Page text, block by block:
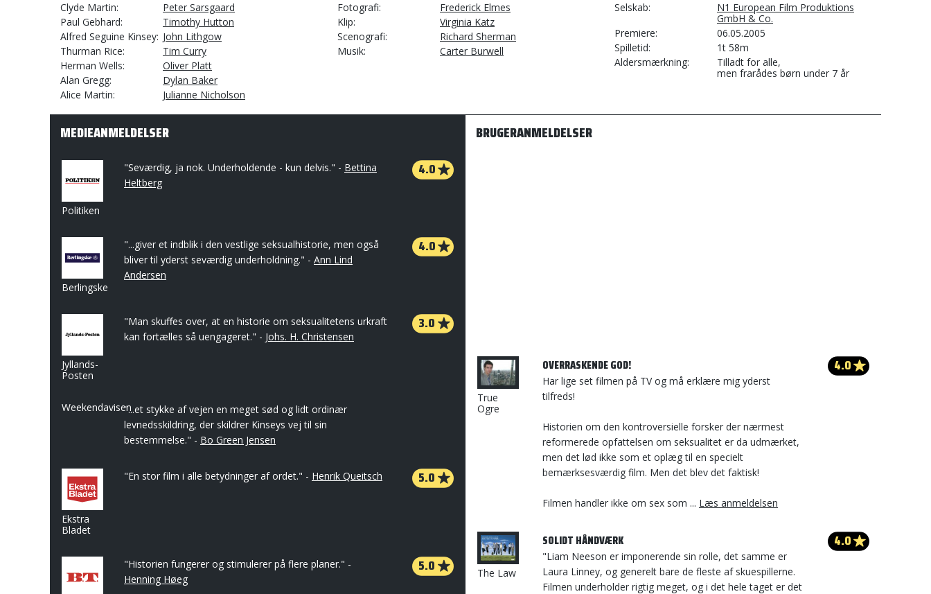
Clyde Martin
Peter Sarsgaard
Paul Gebhard
Timothy Hutton
Alfred Seguine Kinsey John Lithgow
Thurman Rice
Tim Curry
Herman Wells
Oliver Platt
Alan Gregg
Dylan Baker
Alice Martin
Julianne Nicholson
Fotografi
Frederick Elmes
Klip
Virginia Katz
Scenografi
Richard Sherman
Musik
Carter Burwell
Selskab
N1 European Film Produktions
GmbH & Co.
Premiere
06.05.2005
Spilletid
1t 58m
Aldersmærkning
Tilladt for alle,
men frarådes børn under 7 år
MEDIEANMELDELSER
Politiken
"Seværdig, ja nok. Underholdende - kun delvis." - Bettina
Heltberg
4.0
Berlingske
"...giver et indblik i den vestlige seksualhistorie, men også
bliver til yderst seværdig underholdning." - Ann Lind
Andersen
4.0
Jyllands-
Posten
"Man skuffes over, at en historie om seksualitetens urkraft
kan fortælles så uengageret." - Johs. H. Christensen
3.0
Weekendavisen"...et stykke af vejen en meget sød og lidt ordinær
levnedsskildring, der skildrer Kinseys vej til sin
bestemmelse." - Bo Green Jensen
Ekstra
Bladet
"En stor film i alle betydninger af ordet." - Henrik Queitsch 5.0
"Historien fungerer og stimulerer på flere planer." -
Henning Høeg
5.0
BRUGERANMELDELSER
True
Ogre
OVERRASKENDE GOD!
Har lige set filmen på TV og må erklære mig yderst
tilfreds!
Historien om den kontroversielle forsker der nærmest
reformerede opfattelsen om seksualitet er da udmærket,
men det lød ikke som et oplæg til en specielt
bemærksesværdig film. Men det blev det faktisk!
Filmen handler ikke om sex som ... Læs anmeldelsen
4.0
The Law
SOLIDT HÅNDVÆRK
"Liam Neeson er imponerende sin rolle, det samme er
Laura Linney, og generelt bare de fleste af skuespillerne.
Filmen underholder rigtig meget, og i det hele taget er det
4.0